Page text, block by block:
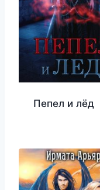
Пепел и лёд